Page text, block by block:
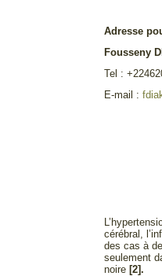
Adresse
Fousseny
Tel :
E-mail :
cérébral,
des cas à
seulement
noire[2].